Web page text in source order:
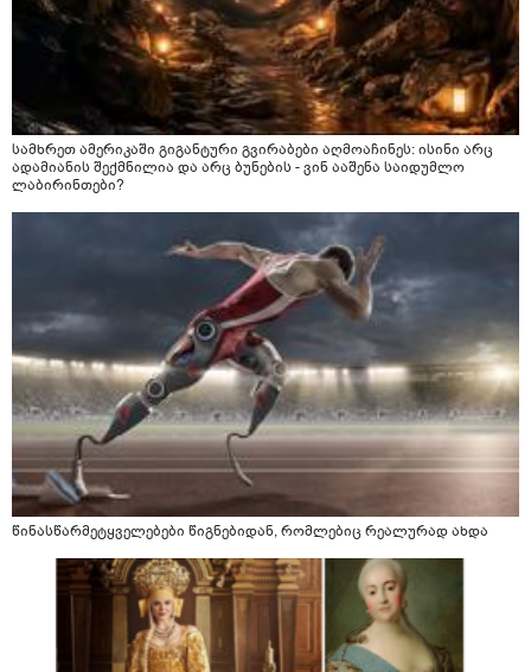
სამხრეთ ამერიკაში გიგანტური გვირაბები აღმოაჩინეს: ისინი არც
ადამიანის შექმნილია და არც ბუნების - ვინ ააშენა საიდუმლო
ლაბირინთები?
წინასწარმეტყველებები წიგნებიდან, რომლებიც რეალურად ახდა